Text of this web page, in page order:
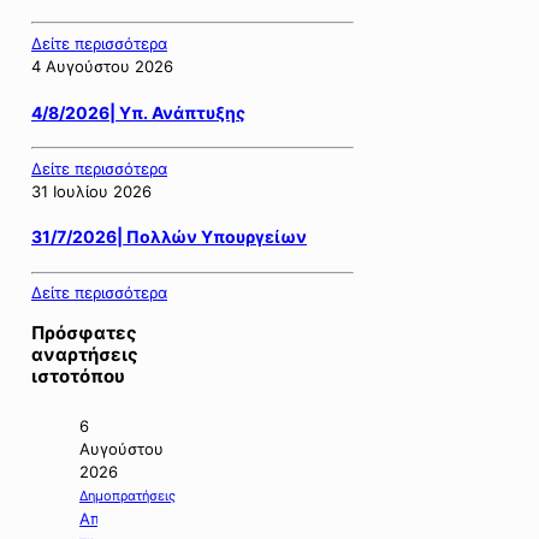
Δείτε περισσότερα
4 Αυγούστου 2026
4/8/2026| Υπ. Ανάπτυξης
Δείτε περισσότερα
31 Ιουλίου 2026
31/7/2026| Πολλών Υπουργείων
Δείτε περισσότερα
Πρόσφατες
αναρτήσεις
ιστοτόπου
6
Αυγούστου
2026
Δημοπρατήσεις
Απόφαση